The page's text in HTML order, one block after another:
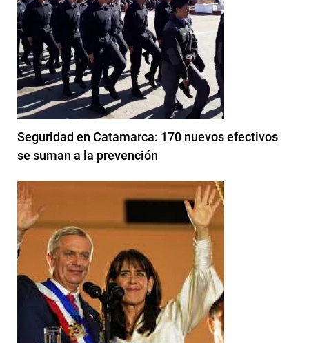
Seguridad en Catamarca: 170 nuevos efectivos
se suman a la prevención